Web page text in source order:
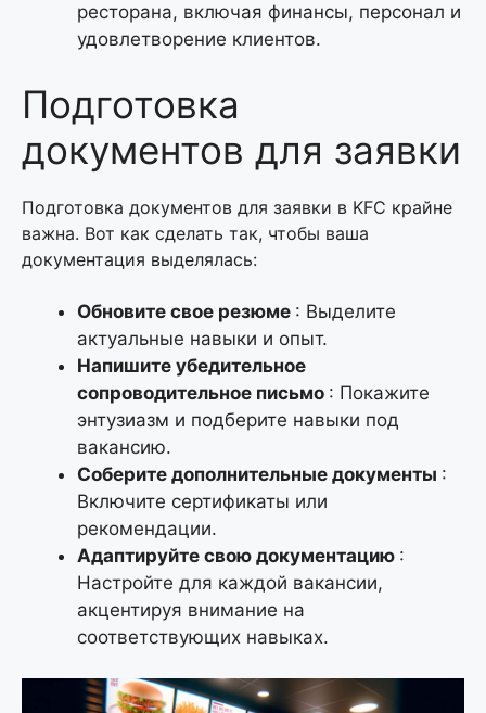
ресторана, включая финансы, персонал и
удовлетворение клиентов.
Подготовка
документов для заявки
Подготовка документов для заявки в KFC крайне
важна. Вот как сделать так, чтобы ваша
документация выделялась:
Обновите свое резюме : Выделите
актуальные навыки и опыт.
Напишите убедительное
сопроводительное письмо : Покажите
энтузиазм и подберите навыки под
вакансию.
Соберите дополнительные документы :
Включите сертификаты или
рекомендации.
Адаптируйте свою документацию :
Настройте для каждой вакансии,
акцентируя внимание на
соответствующих навыках.